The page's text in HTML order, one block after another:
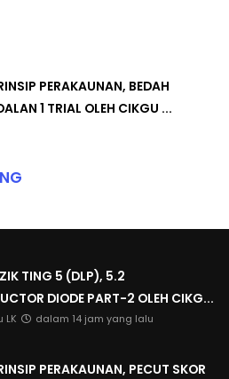
PERAKAUNAN, BEDAH
1 TRIAL OLEH CIKGU ...
TING 5 (DLP), 5.2
DIODE PART-2 OLEH CIKG...
LK dalam 14 jam yang lalu
PERAKAUNAN, PECUT SKOR